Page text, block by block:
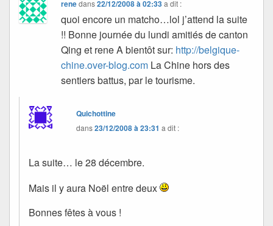
renedans22/12/2008 à 02:33 a dit :
quoi encore un matcho…lol j’attend la suite
!! Bonne journée du lundi amitiés de canton
Qing et rene A bientôt sur: http://belgique-
chine.over-blog.com La Chine hors des
sentiers battus, par le tourisme.
Quichottine
dans23/12/2008 à 23:31 a dit :
La suite… le 28 décembre.
Mais il y aura Noël entre deux
Bonnes fêtes à vous !